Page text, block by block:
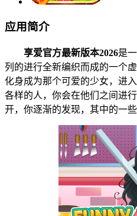
应用简介
享爱官方最新版本2026是
列的进行全新编织而成的一个
化身成为那个可爱的少女，进
各样的人，你会在他们之间进
开，你逐渐的发现，其中的一